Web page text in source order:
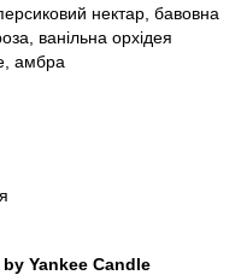
нектар, бавовна
ванільна орхідея
амбра
Yankee Candle